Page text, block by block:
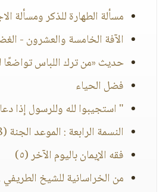
مسألة الطهارة للذكر ومسألة
الآفة الخامسة والعشرون -
حديث «من ترك اللباس تواضعًا
فضل الحياء
" استجيبوا لله وللرسول إذا
النسمة الرابعة : الموعد الجنة (8)
فقه الإيمان باليوم الآخر (٥)
من الخراسانية للشيخ الطريفي 1